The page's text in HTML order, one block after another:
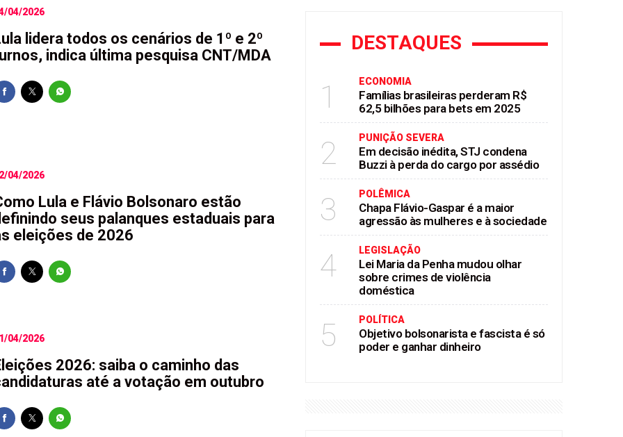
04/2026
lidera todos os cenários de 1º e 2º
indica última pesquisa CNT/MDA
04/2026
Lula e Flávio Bolsonaro estão
seus palanques estaduais para
eleições de 2026
04/2026
2026: saiba o caminho das
até a votação em outubro
DESTAQUES
1 ECONOMIA
Famílias brasileiras perderam R$
62,5 bilhões para bets em 2025
2 PUNIÇÃO SEVERA
Em decisão inédita, STJ condena
Buzzi à perda do cargo por assédio
3 POLÊMICA
Chapa Flávio-Gaspar é a maior
agressão às mulheres e à sociedade
4 LEGISLAÇÃO
Lei Maria da Penha mudou olhar
sobre crimes de violência
doméstica
5 POLÍTICA
Objetivo bolsonarista e fascista é só
poder e ganhar dinheiro